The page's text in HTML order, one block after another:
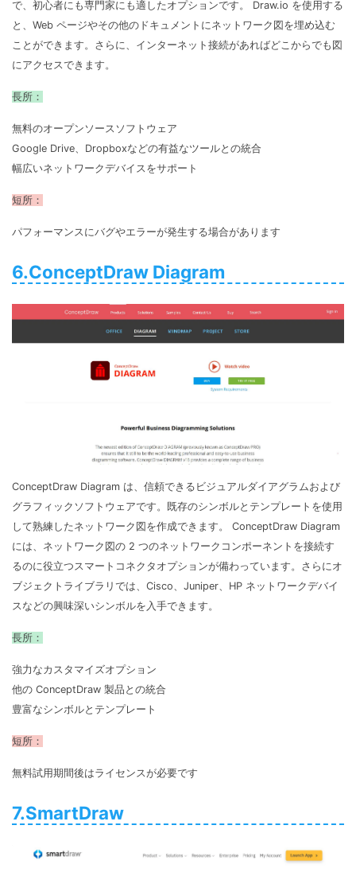
で、初心者にも専門家にも適したオプションです。 Draw.io を使用する
と、Web ページやその他のドキュメントにネットワーク図を埋め込む
ことができます。さらに、インターネット接続があればどこからでも図
にアクセスできます。
長所：
無料のオープンソースソフトウェア
Google Drive、Dropboxなどの有益なツールとの統合
幅広いネットワークデバイスをサポート
短所：
パフォーマンスにバグやエラーが発生する場合があります
6.ConceptDraw Diagram
ConceptDraw Diagram は、信頼できるビジュアルダイアグラムおよび
グラフィックソフトウェアです。既存のシンボルとテンプレートを使用
して熟練したネットワーク図を作成できます。 ConceptDraw Diagram
には、ネットワーク図の 2 つのネットワークコンポーネントを接続す
るのに役立つスマートコネクタオプションが備わっています。さらにオ
ブジェクトライブラリでは、Cisco、Juniper、HP ネットワークデバイ
スなどの興味深いシンボルを入手できます。
長所：
強力なカスタマイズオプション
他の ConceptDraw 製品との統合
豊富なシンボルとテンプレート
短所：
無料試用期間後はライセンスが必要です
7.SmartDraw